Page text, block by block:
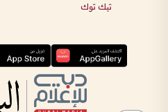
تيك توك